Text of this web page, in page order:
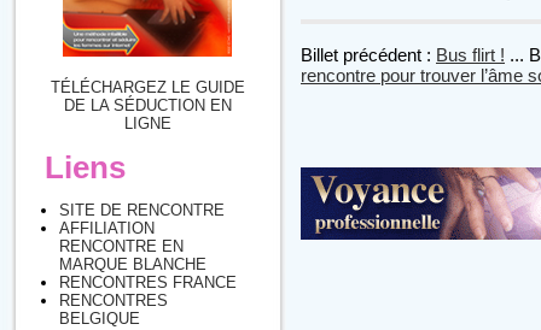
TÉLÉCHARGEZ LE GUIDE
DE LA SÉDUCTION EN
LIGNE
Liens
SITE DE RENCONTRE
AFFILIATION
RENCONTRE EN
MARQUE BLANCHE
RENCONTRES FRANCE
RENCONTRES
BELGIQUE
Billet précédent : Bus flirt ! ...
rencontre pour trouver l’âme